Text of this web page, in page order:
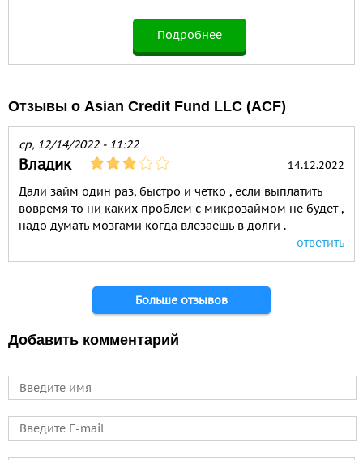
Подробнее
Отзывы о Asian Credit Fund LLC (ACF)
ср, 12/14/2022 - 11:22
Владик 14.12.2022
Дали займ один раз, быстро и четко , если выплатить
вовремя то ни каких проблем с микрозаймом не будет ,
надо думать мозгами когда влезаешь в долги .
ответить
Больше отзывов
Добавить комментарий
Имя
E-mail